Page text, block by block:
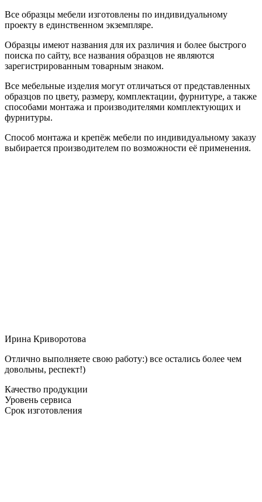
Все образцы мебели изготовлены по индивидуальному
проекту в единственном экземпляре.
Образцы имеют названия для их различия и более быстрого
поиска по сайту, все названия образцов не являются
зарегистрированным товарным знаком.
Все мебельные изделия могут отличаться от представленных
образцов по цвету, размеру, комплектации, фурнитуре, а также
способами монтажа и производителями комплектующих и
фурнитуры.
Способ монтажа и крепёж мебели по индивидуальному заказу
выбирается производителем по возможности её применения.
Ирина Криворотова
Отлично выполняете свою работу:) все остались более чем
довольны, респект!)
Качество продукции
Уровень сервиса
Срок изготовления